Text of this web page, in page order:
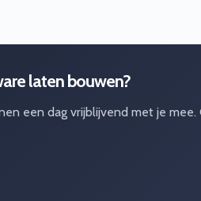
laten bouwen?
een dag vrijblijvend met je